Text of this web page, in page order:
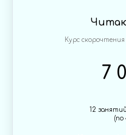
Курс
7
12
(по